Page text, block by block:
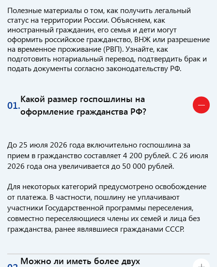
Полезные материалы о том, как получить легальный
статус на территории России. Объясняем, как
иностранный гражданин, его семья и дети могут
оформить российское гражданство, ВНЖ или разрешение
на временное проживание (РВП). Узнайте, как
подготовить нотариальный перевод, подтвердить брак и
подать документы согласно законодательству РФ.
01.Какой размер госпошлины на
оформление гражданства РФ?
До 25 июля 2026 года включительно госпошлина за
прием в гражданство составляет 4 200 рублей. С 26 июля
2026 года она увеличивается до 50 000 рублей.
Для некоторых категорий предусмотрено освобождение
от платежа. В частности, пошлину не уплачивают
участники Государственной программы переселения,
совместно переселяющиеся члены их семей и лица без
гражданства, ранее являвшиеся гражданами СССР.
Можно ли иметь более двух